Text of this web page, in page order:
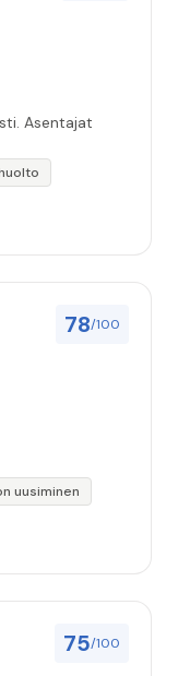
Asentajat
78/100
uusiminen
75/100